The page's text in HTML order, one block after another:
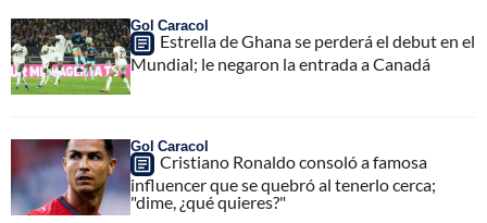
Gol Caracol
Estrella de Ghana se perderá el debut en el
Mundial; le negaron la entrada a Canadá
Gol Caracol
Cristiano Ronaldo consoló a famosa
influencer que se quebró al tenerlo cerca;
"dime, ¿qué quieres?"